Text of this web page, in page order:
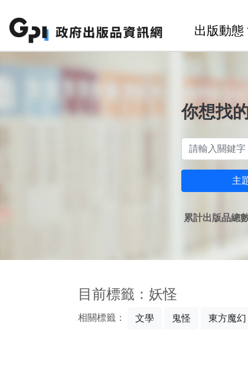
出版動態
你想找
主
累計出版品總
目前標籤：妖怪
相關標籤： 文學 鬼怪 東方魔幻